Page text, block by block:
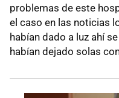
problemas de este
el caso en las noticias
habían dado a luz ahí
habían dejado solas